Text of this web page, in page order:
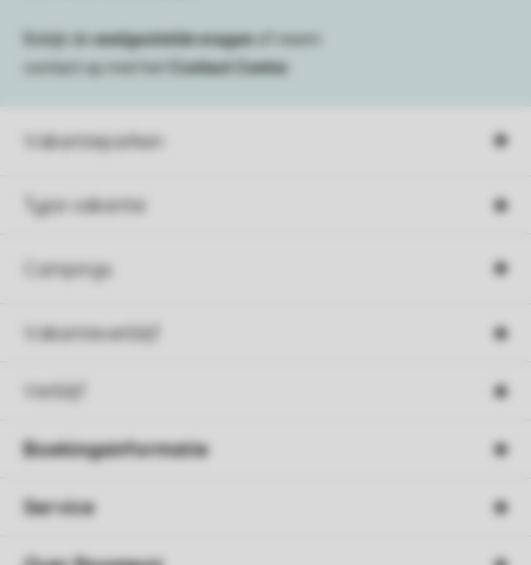
Vakantieparken
Type vakantie
Campings
Vakantieverblijf
Verblijf
Bekijk de veelgestelde vragen
of neem
contact op met het
Contact Center
Boekingsinformatie
Service